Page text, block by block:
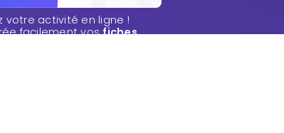
votre activité en ligne !
facilement vosfiches